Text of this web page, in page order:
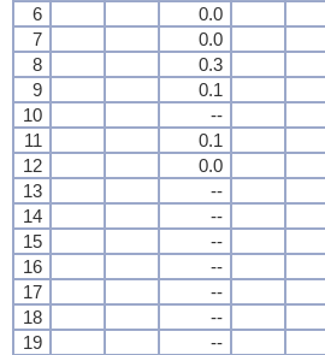
6
0.0
7
0.0
8
0.3
9
0.1
10
--
11
0.1
12
0.0
13
--
14
--
15
--
16
--
17
--
18
--
19
--